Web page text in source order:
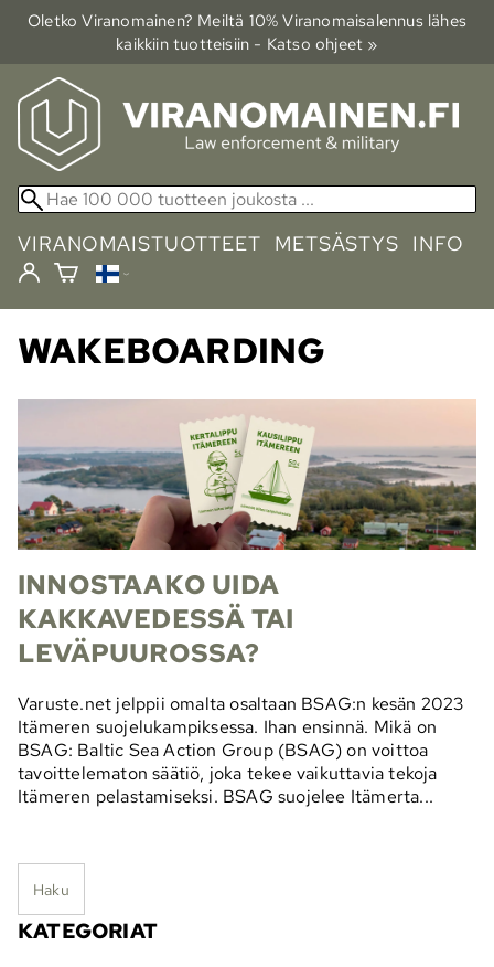
Oletko Viranomainen? Meiltä 10% Viranomais­alennus lähes
kaikkiin tuotteisiin - Katso ohjeet »
VIRANOMAISTUOTTEET METSÄSTYS INFO
WAKEBOARDING
INNOSTAAKO UIDA
KAKKAVEDESSÄ TAI
LEVÄPUUROSSA?
Varuste.net jelppii omalta osaltaan BSAG:n kesän 2023
Itämeren suojelukampiksessa. Ihan ensinnä. Mikä on
BSAG: Baltic Sea Action Group (BSAG) on voittoa
tavoittelematon säätiö, joka tekee vaikuttavia tekoja
Itämeren pelastamiseksi. BSAG suojelee Itämerta...
Haku
KATEGORIAT